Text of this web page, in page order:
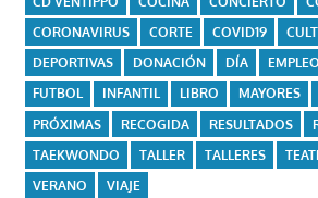
CORONAVIRUS
CORTE COVID19
DEPORTIVAS
DONACIÓN DÍA EMPLEO
FUTBOL
INFANTIL LIBRO MAYORES
PRÓXIMAS
RECOGIDA RESULTADOS
TAEKWONDO
TALLER TALLERES
VERANO
VIAJE